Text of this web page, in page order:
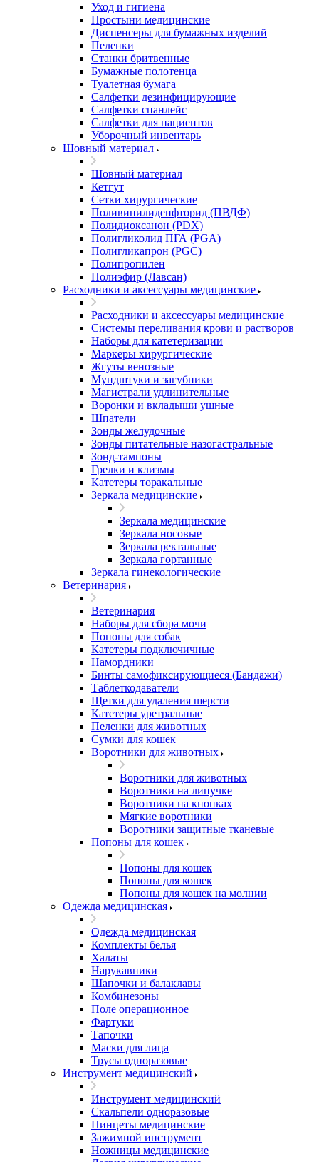
Уход и гигиена
Простыни медицинские
Диспенсеры для бумажных изделий
Пеленки
Станки бритвенные
Бумажные полотенца
Туалетная бумага
Салфетки дезинфицирующие
Салфетки спанлейс
Салфетки для пациентов
Уборочный инвентарь
Шовный материал
Шовный материал
Кетгут
Сетки хирургические
Поливинилиденфторид (ПВДФ)
Полидиоксанон (PDX)
Полигликолид ПГА (PGA)
Полигликапрон (PGC)
Полипропилен
Полиэфир (Лавсан)
Расходники и аксессуары медицинские
Расходники и аксессуары медицинские
Системы переливания крови и растворов
Наборы для катетеризации
Маркеры хирургические
Жгуты венозные
Мундштуки и загубники
Магистрали удлинительные
Воронки и вкладыши ушные
Шпатели
Зонды желудочные
Зонды питательные назогастральные
Зонд-тампоны
Грелки и клизмы
Катетеры торакальные
Зеркала медицинские
Зеркала медицинские
Зеркала носовые
Зеркала ректальные
Зеркала гортанные
Зеркала гинекологические
Ветеринария
Ветеринария
Наборы для сбора мочи
Попоны для собак
Катетеры подключичные
Намордники
Бинты самофиксирующиеся (Бандажи)
Таблеткодаватели
Щетки для удаления шерсти
Катетеры уретральные
Пеленки для животных
Сумки для кошек
Воротники для животных
Воротники для животных
Воротники на липучке
Воротники на кнопках
Мягкие воротники
Воротники защитные тканевые
Попоны для кошек
Попоны для кошек
Попоны для кошек
Попоны для кошек на молнии
Одежда медицинская
Одежда медицинская
Комплекты белья
Халаты
Нарукавники
Шапочки и балаклавы
Комбинезоны
Поле операционное
Фартуки
Тапочки
Маски для лица
Трусы одноразовые
Инструмент медицинский
Инструмент медицинский
Скальпели одноразовые
Пинцеты медицинские
Зажимной инструмент
Ножницы медицинские